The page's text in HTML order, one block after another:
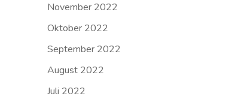
November 2022
Oktober 2022
September 2022
August 2022
Juli 2022